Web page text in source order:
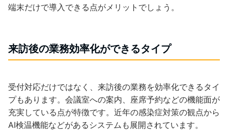
端末だけで導入できる点がメリットでしょう。
来訪後の業務効率化ができるタイプ
受付対応だけではなく、来訪後の業務を効率化できるタイ
プもあります。会議室への案内、座席予約などの機能面が
充実している点が特徴です。近年の感染症対策の観点から
AI検温機能などがあるシステムも展開されています。